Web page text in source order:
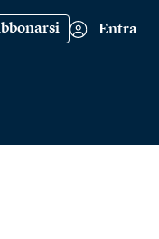
Entra